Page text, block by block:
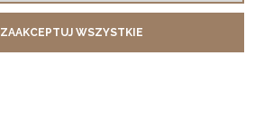
ZAAKCEPTUJ WSZYSTKIE